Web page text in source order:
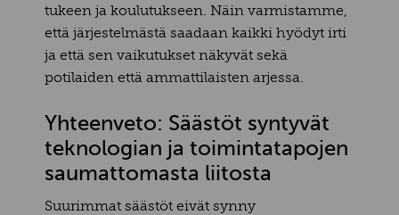
tukeen ja koulutukseen. Näin varmistamme,
että järjestelmästä saadaan kaikki hyödyt irti
ja että sen vaikutukset näkyvät sekä
potilaiden että ammattilaisten arjessa.
Yhteenveto: Säästöt syntyvät
teknologian ja toimintatapojen
saumattomasta liitosta
Suurimmat säästöt eivät synny